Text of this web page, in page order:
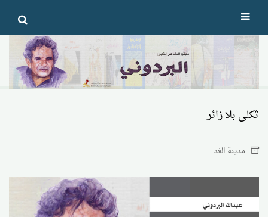
Skip
to
content
ثكلى بلا زائر
مدينة الغد